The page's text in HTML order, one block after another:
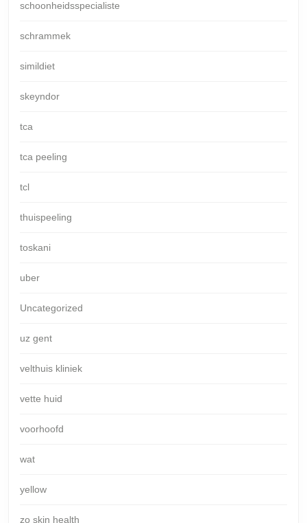
schoonheidsspecialiste
schrammek
simildiet
skeyndor
tca
tca peeling
tcl
thuispeeling
toskani
uber
Uncategorized
uz gent
velthuis kliniek
vette huid
voorhoofd
wat
yellow
zo skin health